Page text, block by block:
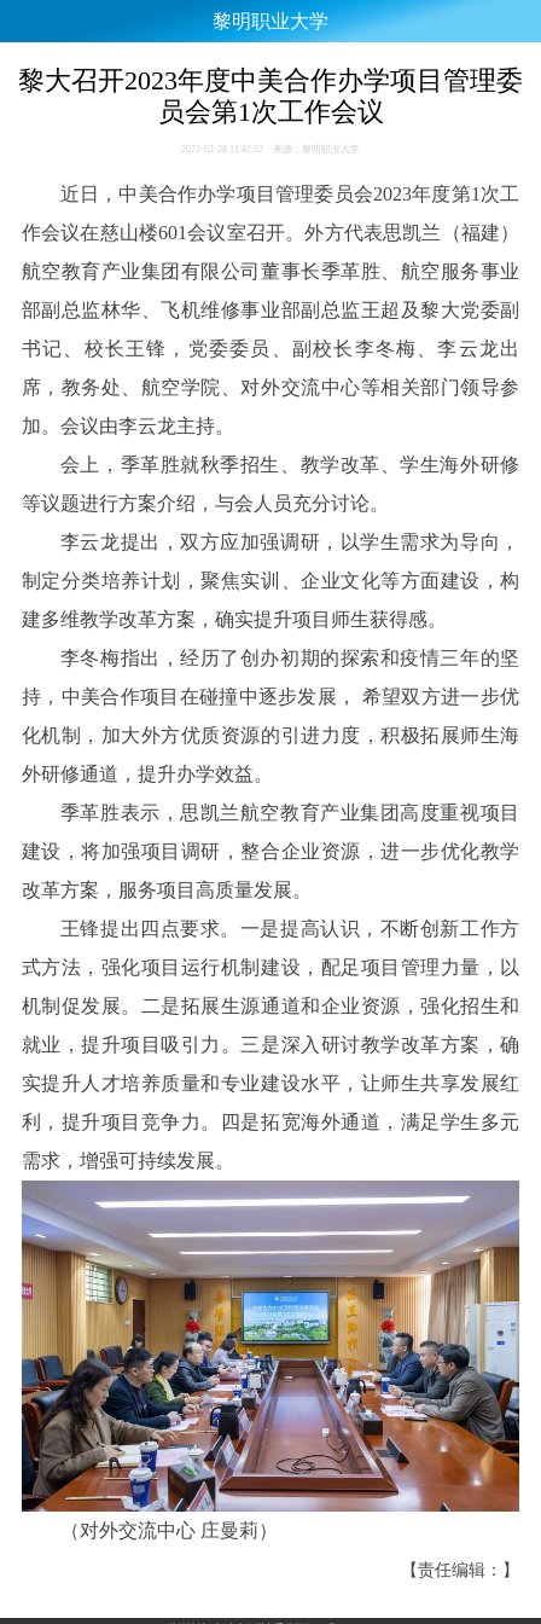
黎明职业大学
黎大召开2023年度中美合作办学项目管理委
员会第1次工作会议
2023-02-28 11:42:32 来源：黎明职业大学
近日，中美合作办学项目管理委员会2023年度第1次工
作会议在慈山楼601会议室召开。外方代表思凯兰（福建）
航空教育产业集团有限公司董事长季革胜、航空服务事业
部副总监林华、飞机维修事业部副总监王超及黎大党委副
书记、校长王锋，党委委员、副校长李冬梅、李云龙出
席，教务处、航空学院、对外交流中心等相关部门领导参
加。会议由李云龙主持。
会上，季革胜就秋季招生、教学改革、学生海外研修
等议题进行方案介绍，与会人员充分讨论。
李云龙提出，双方应加强调研，以学生需求为导向，
制定分类培养计划，聚焦实训、企业文化等方面建设，构
建多维教学改革方案，确实提升项目师生获得感。
李冬梅指出，经历了创办初期的探索和疫情三年的坚
持，中美合作项目在碰撞中逐步发展， 希望双方进一步优
化机制，加大外方优质资源的引进力度，积极拓展师生海
外研修通道，提升办学效益。
季革胜表示，思凯兰航空教育产业集团高度重视项目
建设，将加强项目调研，整合企业资源，进一步优化教学
改革方案，服务项目高质量发展。
王锋提出四点要求。一是提高认识，不断创新工作方
式方法，强化项目运行机制建设，配足项目管理力量，以
机制促发展。二是拓展生源通道和企业资源，强化招生和
就业，提升项目吸引力。三是深入研讨教学改革方案，确
实提升人才培养质量和专业建设水平，让师生共享发展红
利，提升项目竞争力。四是拓宽海外通道，满足学生多元
需求，增强可持续发展。
（对外交流中心 庄曼莉）
【责任编辑：】